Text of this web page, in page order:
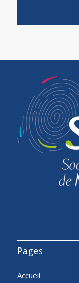
Pages
Accueil